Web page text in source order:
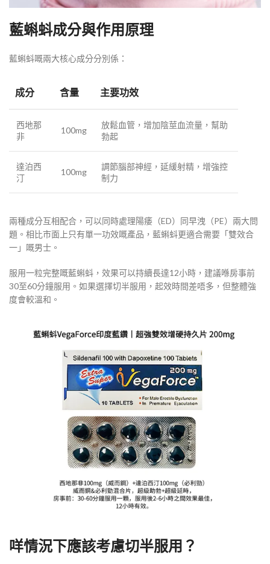
藍蝌蚪成分與作用原理
藍蝌蚪嘅兩大核心成分分別係：
成分 含量 主要功效
西地那
非
100mg
放鬆血管，增加陰莖血流量，幫助
勃起
達泊西
汀
100mg
調節腦部神經，延緩射精，增強控
制力
兩種成分互相配合，可以同時處理陽痿（ED）同早洩（PE）兩大問
題。相比市面上只有單一功效嘅產品，藍蝌蚪更適合需要「雙效合
一」嘅男士。
服用一粒完整嘅藍蝌蚪，效果可以持續長達12小時，建議喺房事前
30至60分鐘服用。如果選擇切半服用，起效時間差唔多，但整體強
度會較溫和。
咩情況下應該考慮切半服用？